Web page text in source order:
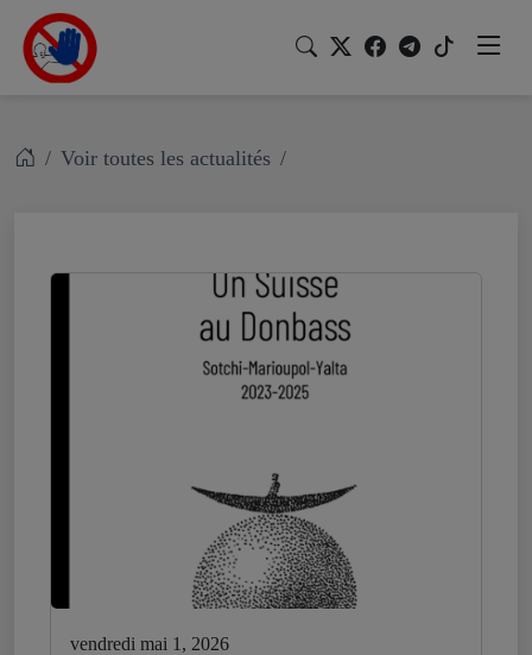
Voir toutes les actualités
vendredi mai 1, 2026